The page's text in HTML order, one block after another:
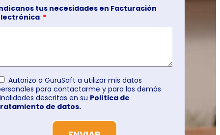
tus necesidades en Facturación
Autorizo a GuruSoft a utilizar mis datos
para contactarme y para las demás
descritas en su Política de
de datos.